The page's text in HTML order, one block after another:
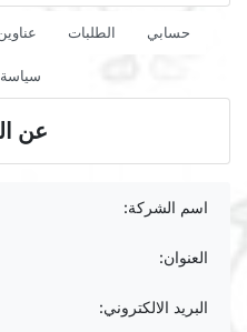
حسابي الطلبات
سياسة
عن
اسم الشركة:
العنوان:
البريد الالكتروني: